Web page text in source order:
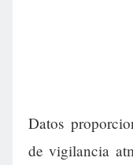
Datos
de vigilancia